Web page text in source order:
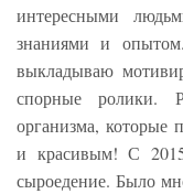
интересными
знаниями и
выкладываю
спорные ролики.
организма, которые
и красивым! С
сыроедение. Было